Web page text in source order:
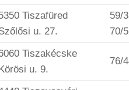
Tiszafüred
u. 27.
59/
70/
Tiszakécske
Körösi u. 9.
76/